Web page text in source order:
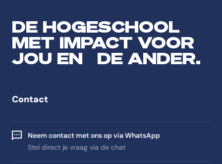
DE HOGESCHOOL
MET IMPACT VOOR
JOU EN DE ANDER.
Contact
Neem contact met ons op via WhatsApp
Stel direct je vraag via de chat